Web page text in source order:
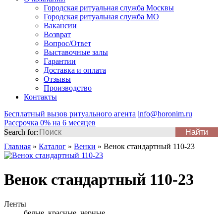
Городская ритуальная служба Москвы
Городская ритуальная служба МО
Вакансии
Возврат
Вопрос/Ответ
Выставочные залы
Гарантии
Доставка и оплата
Отзывы
Производство
Контакты
Бесплатный вызов ритуального агента info@horonim.ru
Рассрочка 0% на 6 месяцев
Search for:
Главная » Каталог » Венки » Венок стандартный 110-23
Венок стандартный 110-23
Ленты